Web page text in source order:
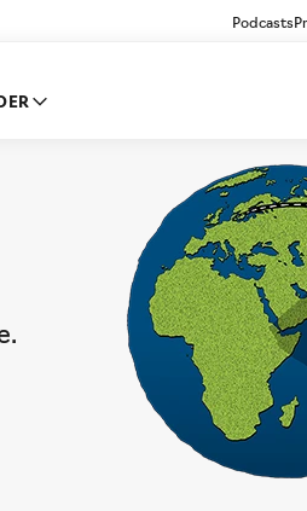
Podcasts